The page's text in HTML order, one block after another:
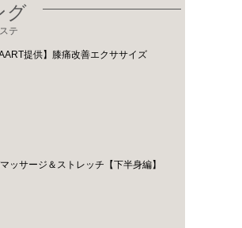
グ
テ
提供】膝痛改善エクササイズ
ッサージ＆ストレッチ【下半身編】